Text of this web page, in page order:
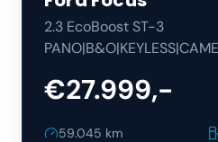
2.3 EcoBoost ST-3
€27.999,-
59.045 km